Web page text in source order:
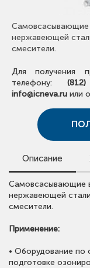
Самовсасывающие
нержавеющей
смесители.
Для получения
телефону:
info@icneva.ru или
Описание
Самовсасывающие
нержавеющей
смесители.
Применение:
• Оборудование по
подготовке
• Расход:до 18 м³/
•Напор:до 70 м;
•Мощность:
•Материалы
•Степень защиты:
Для просмотра
Обращаем
стоимости.
или свяжитесь с